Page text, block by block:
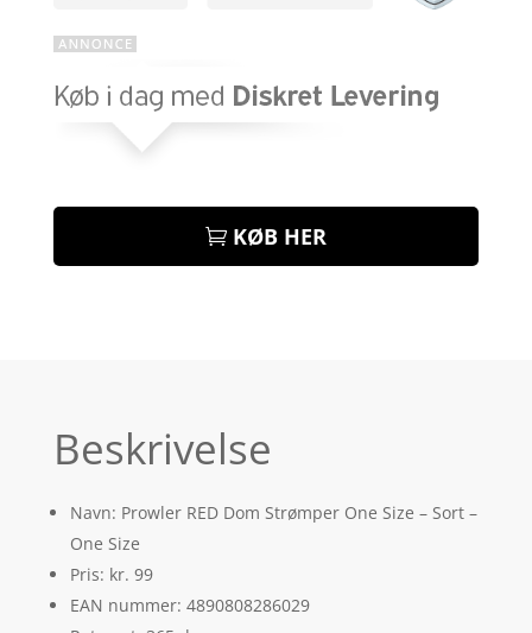
KØB HER
Beskrivelse
Navn: Prowler RED Dom Strømper One Size – Sort –
One Size
Pris: kr. 99
EAN nummer: 4890808286029